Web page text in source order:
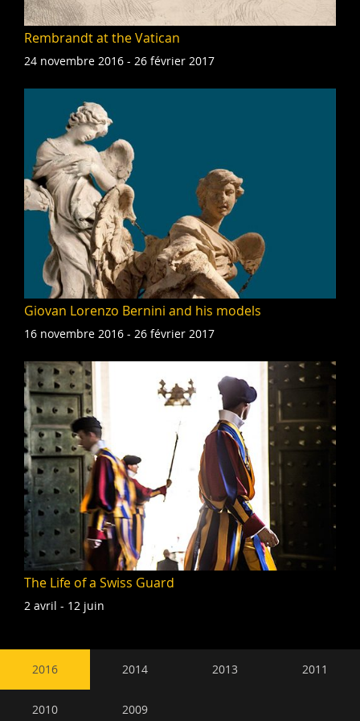
Rembrandt at the Vatican
24 novembre 2016 - 26 février 2017
Giovan Lorenzo Bernini and his models
16 novembre 2016 - 26 février 2017
The Life of a Swiss Guard
2 avril - 12 juin
secondaire
2016 2014 2013 2011
2010 2009